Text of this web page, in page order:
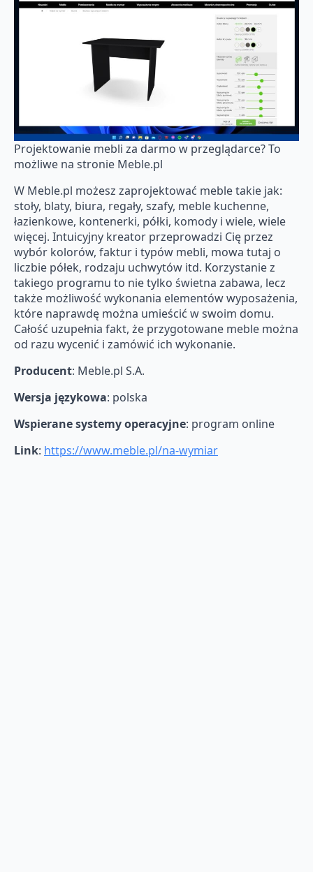
Projektowanie mebli za darmo w przeglądarce? To
możliwe na stronie Meble.pl
W Meble.pl możesz zaprojektować meble takie jak:
stoły, blaty, biura, regały, szafy, meble kuchenne,
łazienkowe, kontenerki, półki, komody i wiele, wiele
więcej. Intuicyjny kreator przeprowadzi Cię przez
wybór kolorów, faktur i typów mebli, mowa tutaj o
liczbie półek, rodzaju uchwytów itd. Korzystanie z
takiego programu to nie tylko świetna zabawa, lecz
także możliwość wykonania elementów wyposażenia,
które naprawdę można umieścić w swoim domu.
Całość uzupełnia fakt, że przygotowane meble można
od razu wycenić i zamówić ich wykonanie.
Producent: Meble.pl S.A.
Wersja językowa: polska
Wspierane systemy operacyjne: program online
Link: https://www.meble.pl/na-wymiar